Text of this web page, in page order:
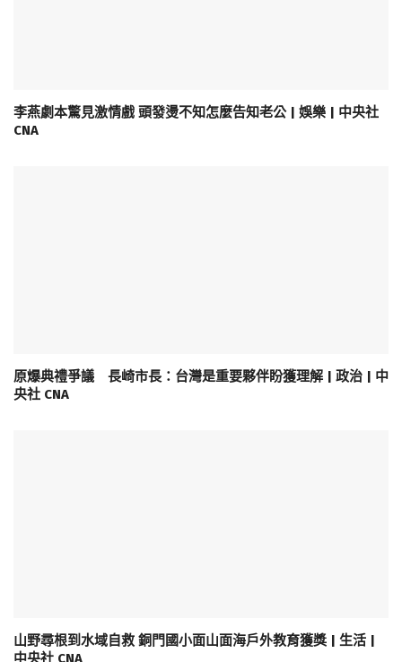
李燕劇本驚見激情戲 頭發燙不知怎麼告知老公 | 娛樂 | 中央社
CNA
原爆典禮爭議 長崎市長：台灣是重要夥伴盼獲理解 | 政治 | 中
央社 CNA
山野尋根到水域自救 銅門國小面山面海戶外教育獲獎 | 生活 |
中央社 CNA